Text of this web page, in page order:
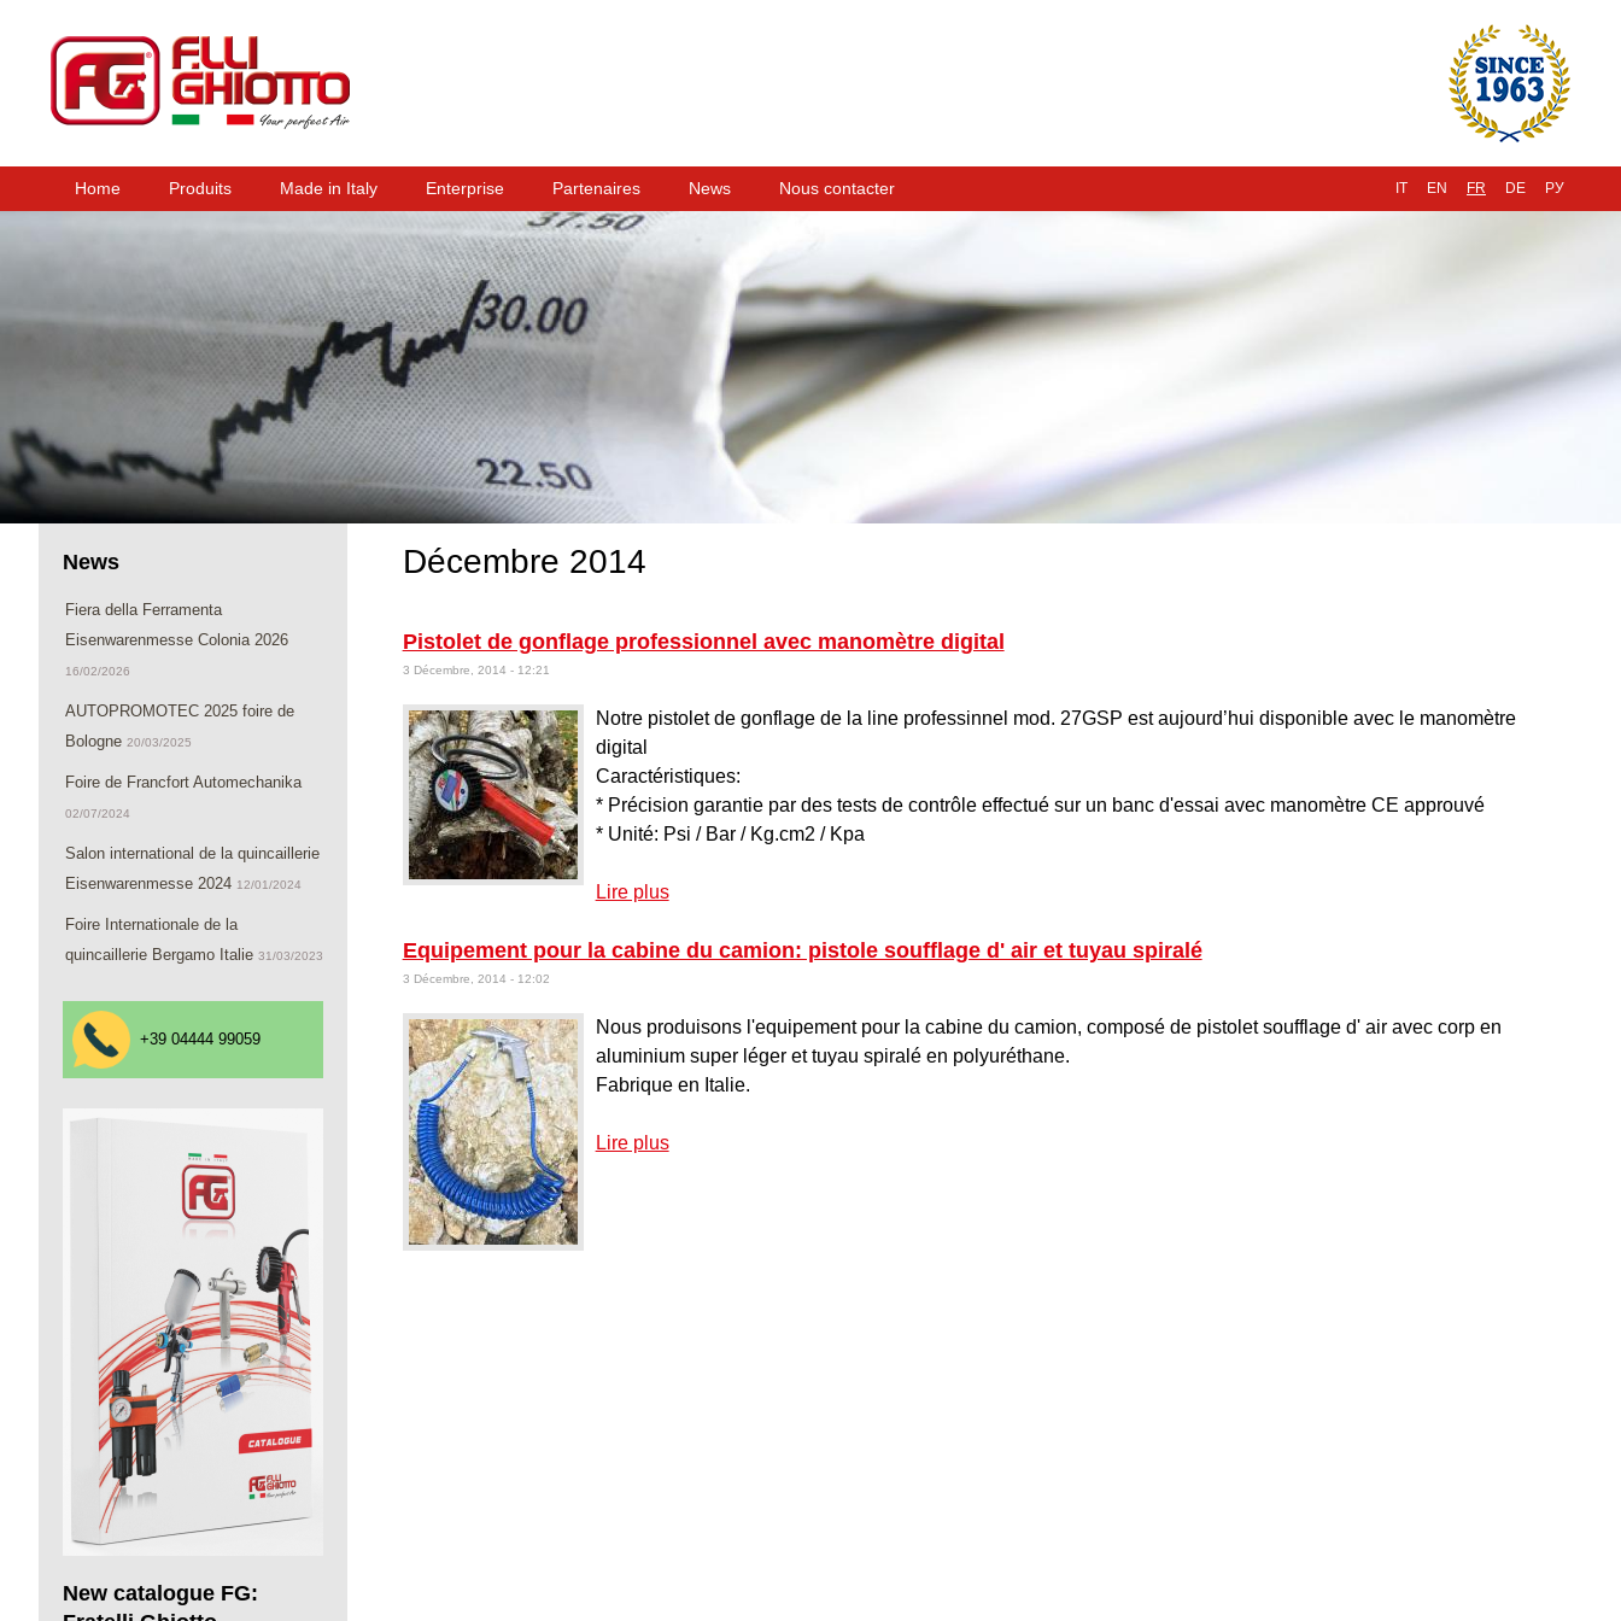
Home Produits Made in Italy Enterprise Partenaires News Nous contacter IT EN FR DE РУ
Décembre 2014
Pistolet de gonflage professionnel avec manomètre digital
3 Décembre, 2014 - 12:21
Notre pistolet de gonflage de la line professinnel mod. 27GSP est aujourd’hui disponible avec le manomètre
digital
Caractéristiques:
* Précision garantie par des tests de contrôle effectué sur un banc d'essai avec manomètre CE approuvé
* Unité: Psi / Bar / Kg.cm2 / Kpa
Lire plusà propos de Pistolet de gonflage professionnel avec manomètre digital
Equipement pour la cabine du camion: pistole soufflage d' air et tuyau spiralé
3 Décembre, 2014 - 12:02
Nous produisons l'equipement pour la cabine du camion, composé de pistolet soufflage d' air avec corp en
aluminium super léger et tuyau spiralé en polyuréthane.
Fabrique en Italie.
Lire plusà propos de Equipement pour la cabine du camion: pistole soufflage d' air et tuyau spiralé
News
Fiera della Ferramenta
Eisenwarenmesse Colonia 2026
16/02/2026
AUTOPROMOTEC 2025 foire de
Bologne 20/03/2025
Foire de Francfort Automechanika
02/07/2024
Salon international de la quincaillerie
Eisenwarenmesse 2024 12/01/2024
Foire Internationale de la
quincaillerie Bergamo Italie 31/03/2023
+39 04444 99059
New catalogue FG: